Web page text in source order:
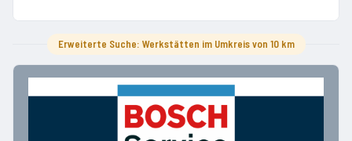
Erweiterte Suche: Werkstätten im Umkreis von 10 km